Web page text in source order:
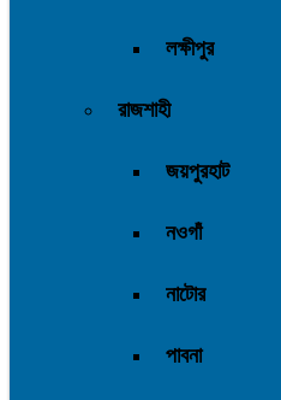
লক্ষীপুর
রাজশাহী
জয়পুরহাট
নওগাঁ
নাটোর
পাবনা